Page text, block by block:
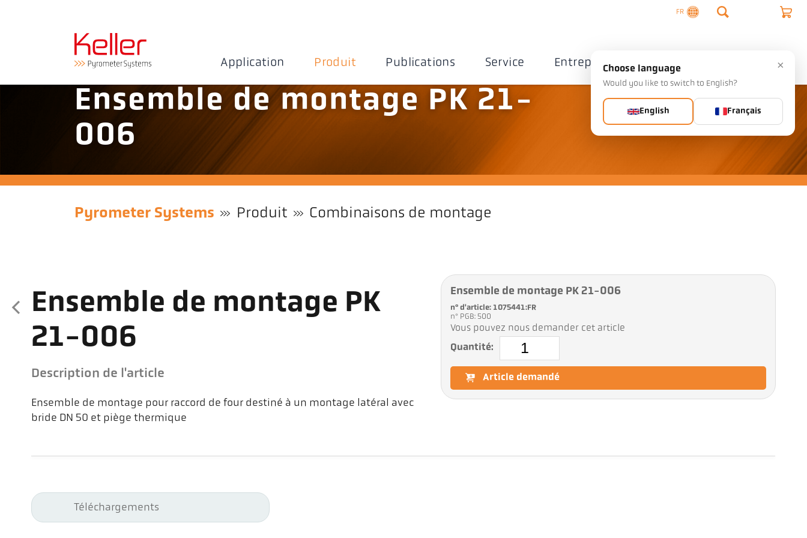
FR
Application Produit Publications Service Entreprise
Ensemble de montage PK 21-
006
Pyrometer Systems Produit Combinaisons de montage
Ensemble de montage PK
21-006
Description de l'article
Ensemble de montage pour raccord de four destiné à un montage latéral avec
bride DN 50 et piège thermique
Ensemble de montage PK 21-006
n° d'article: 1075441:FR
n° PGB: 500
Vous pouvez nous demander cet article
Quantité:
Article demandé
Téléchargements
×
Choose language
Would you like to switch to English?
English Français